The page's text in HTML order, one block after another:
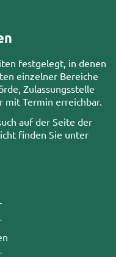
festgelegt, in denen
einzelner Bereiche
Zulassungsstelle
mit Termin erreichbar.
auf der Seite der
finden Sie unter